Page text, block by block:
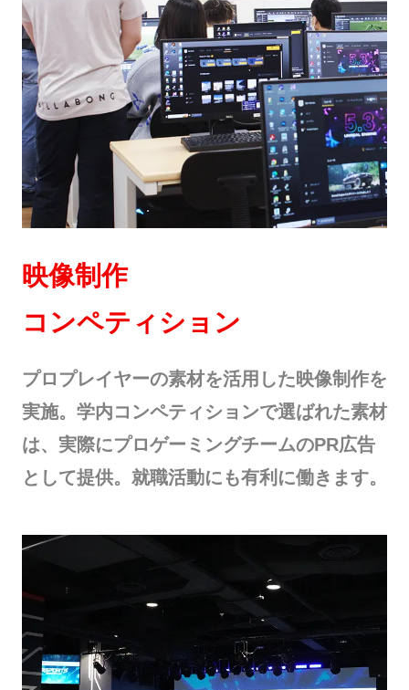
映像制作
コンペティション
プロプレイヤーの素材を活用した映像制作を
実施。学内コンペティションで選ばれた素材
は、実際にプロゲーミングチームのPR広告
として提供。就職活動にも有利に働きます。